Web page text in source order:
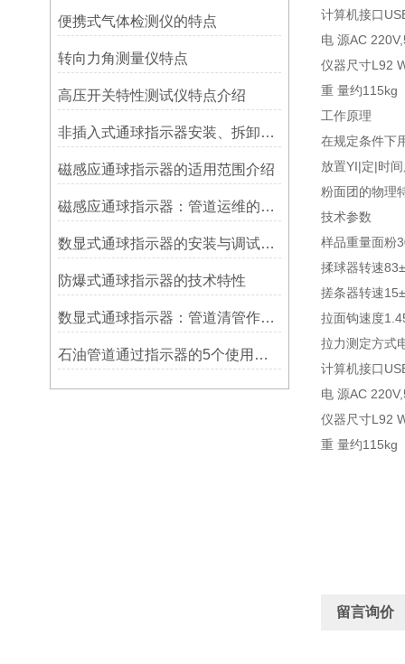
便携式气体检测仪的特点
转向力角测量仪特点
高压开关特性测试仪特点介绍
非插入式通球指示器安装、拆卸灵活方便
磁感应通球指示器的适用范围介绍
磁感应通球指示器：管道运维的隐形守护者
数显式通球指示器的安装与调试技巧
防爆式通球指示器的技术特性
数显式通球指示器：管道清管作业的智能监测关键设备
石油管道通过指示器的5个使用说明
计算机接口
电 源AC
仪器尺寸L92
重 量约115kg
工作原理
在规定条件下
放置YI|定|时
粉面团的物理
技术参数
样品重量面粉
揉球器转速
搓条器转速
拉面钩速度
拉力测定方式
计算机接口
电 源AC
仪器尺寸L92
重 量约115kg
留言询价